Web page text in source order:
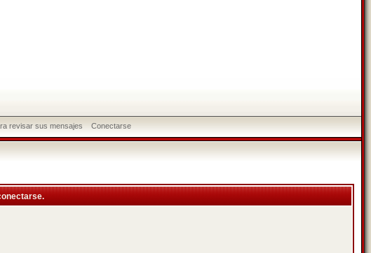
revisar sus mensajes Conectarse